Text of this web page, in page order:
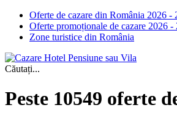
Oferte de cazare din România 2026 -
Oferte promoționale de cazare 2026 -
Zone turistice din România
Căutați...
Peste 10549 oferte